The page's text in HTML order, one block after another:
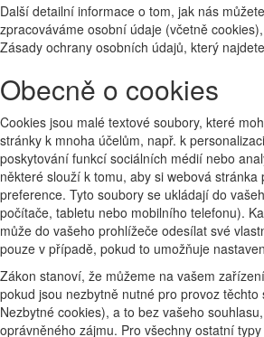
Další detailní informace o tom, jak nás
zpracováváme osobní údaje (včetně
Zásady ochrany osobních údajů, který
Obecně o cookies
Cookies jsou malé textové soubory, které
stránky k mnoha účelům, např. k
poskytování funkcí sociálních médií nebo
některé slouží k tomu, aby si webová stránka
preference. Tyto soubory se ukládají do
počítače, tabletu nebo mobilního telefonu).
může do vašeho prohlížeče odesílat své
pouze v případě, pokud to umožňuje
Zákon stanoví, že můžeme na vašem
pokud jsou nezbytně nutné pro provoz těchto
Nezbytné cookies), a to bez vašeho
oprávněného zájmu. Pro všechny ostatní